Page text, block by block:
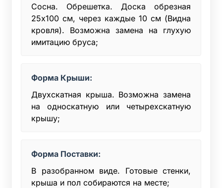
Сосна. Обрешетка. Доска обрезная
25х100 см, через каждые 10 см (Видна
кровля). Возможна замена на глухую
имитацию бруса;
Форма Крыши:
Двухскатная крыша. Возможна замена
на односкатную или четырехскатную
крышу;
Форма Поставки:
В разобранном виде. Готовые стенки,
крыша и пол собираются на месте;